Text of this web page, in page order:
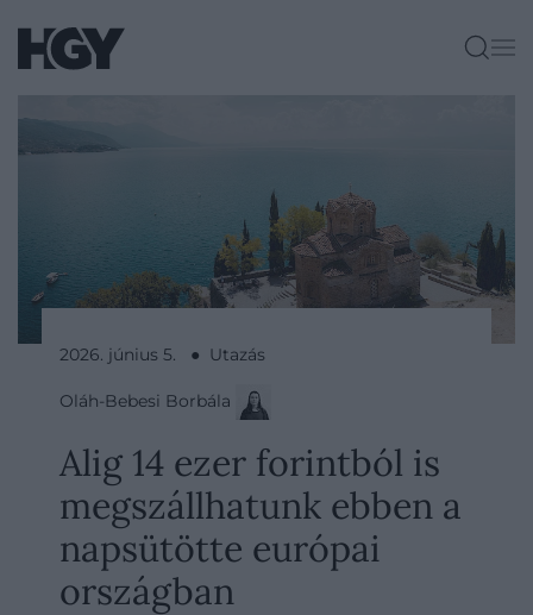
2026. június 5. ● Utazás
Oláh-Bebesi Borbála
Alig 14 ezer forintból is
megszállhatunk ebben a
napsütötte európai
országban